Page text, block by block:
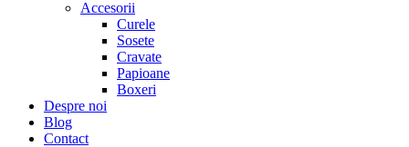
Accesorii
Curele
Sosete
Cravate
Papioane
Boxeri
Despre noi
Blog
Contact